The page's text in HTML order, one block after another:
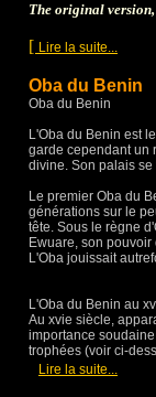
The original
[ Lire la suite...
Oba du Benin
Oba du Benin
L'Oba du Benin est
garde cependant un
divine. Son palais
Le premier Oba du
générations sur le
tête. Sous le règne
Ewuare, son
L'Oba jouissait
L'Oba du Benin au
Au xvie siècle,
importance
trophées (voir ci-
Lire la suite...